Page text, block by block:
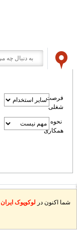
فرصت
شغلی
نحوه
همکاری
شما اکنون در لوکوپوک ایران